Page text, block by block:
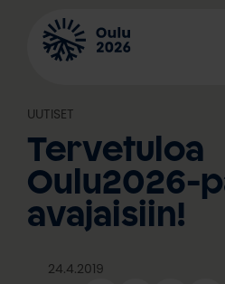
sisältöön
UUTISET
Tervetuloa
Oulu2026-
avajaisiin!
24.4.2019